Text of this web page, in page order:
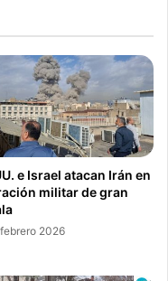
e Israel atacan Irán en
militar de gran
2026